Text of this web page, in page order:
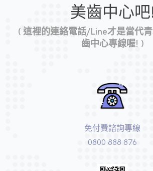
美齒中心吧!
( 這裡的連絡電話/Line才是當代
齒中心專線喔! )
免付費諮詢專線
0800 888 876